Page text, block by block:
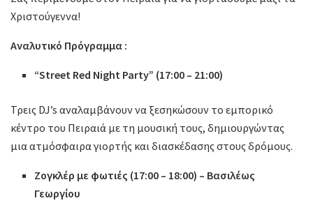
Χριστούγεννα!
Αναλυτικό Πρόγραμμα :
“Street Red Night Party” (17:00 – 21:00)
Τρεις DJ’s αναλαμβάνουν να ξεσηκώσουν το εμπορικό
κέντρο του Πειραιά με τη μουσική τους, δημιουργώντας
μια ατμόσφαιρα γιορτής και διασκέδασης στους δρόμους.
Ζογκλέρ με φωτιές (17:00 – 18:00) – Βασιλέως
Γεωργίου